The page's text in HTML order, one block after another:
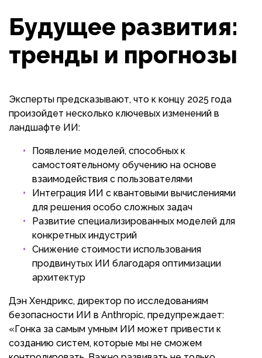
Будущее развития:
тренды и прогнозы
Эксперты предсказывают, что к концу 2025 года
произойдет несколько ключевых изменений в
ландшафте ИИ:
Появление моделей, способных к
самостоятельному обучению на основе
взаимодействия с пользователями
Интеграция ИИ с квантовыми вычислениями
для решения особо сложных задач
Развитие специализированных моделей для
конкретных индустрий
Снижение стоимости использования
продвинутых ИИ благодаря оптимизации
архитектур
Дэн Хендрикс, директор по исследованиям
безопасности ИИ в Anthropic, предупреждает:
«Гонка за самым умным ИИ может привести к
созданию систем, которые мы не сможем